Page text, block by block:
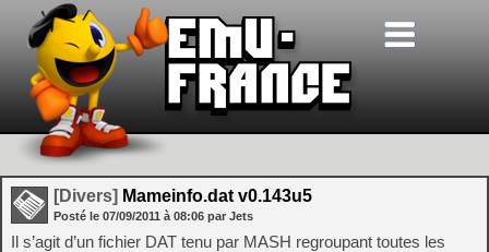
[Divers] Mameinfo.dat v0.143u5
Posté le 07/09/2011 à 08:06 par Jets
Il s’agit d’un fichier DAT tenu par MASH regroupant toutes les